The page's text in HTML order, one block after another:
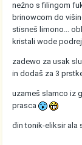
nežno s filingom
brinowcom do
stisneš limono...
kristali wode
zadewo za usak
in dodaš za 3
uzameš slamco iz
prasca
đin tonik-eliksir ala